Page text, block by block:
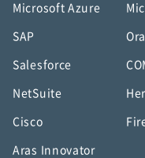
Microsoft Azure
SAP
Salesforce
NetSuite
Cisco
Aras Innovator